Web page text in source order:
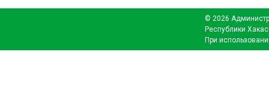
© 2026
Республики
При